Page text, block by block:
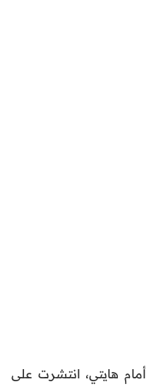
هايتي، انتشرت على